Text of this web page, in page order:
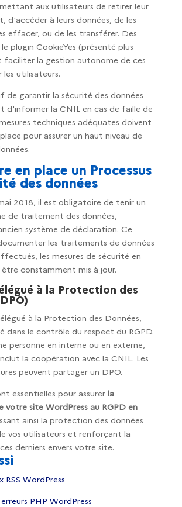
aux utilisateurs de retirer leur
d'accéder à leurs données, de les
effacer, ou de les transférer. Des
plugin CookieYes (présenté plus
faciliter la gestion autonome de ces
les utilisateurs.
de garantir la sécurité des données
d'informer la CNIL en cas de faille de
techniques adéquates doivent
pour assurer un haut niveau de
en place un Processus
des données
2018, il est obligatoire de tenir un
de traitement des données,
système de déclaration. Ce
les traitements de données
les mesures de sécurité en
constamment mis à jour.
à la Protection des
à la Protection des Données,
dans le contrôle du respect du RGPD.
personne en interne ou en externe,
la coopération avec la CNIL. Les
peuvent partager un DPO.
essentielles pour assurerla
site WordPress au RGPD en
ainsi la protection des données
vos utilisateurs et renforçant la
derniers envers votre site.
RSS WordPress
PHP WordPress